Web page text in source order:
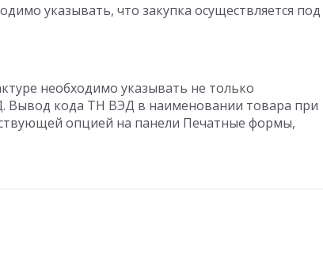
указывать, что закупка осуществляется под
необходимо указывать не только
Вывод кода ТН ВЭД в наименовании товара при
опцией на панели Печатные формы,